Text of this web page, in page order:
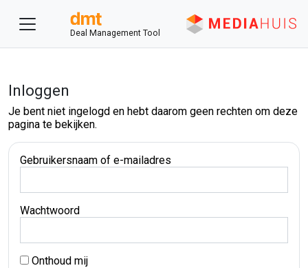
Deal Management Tool
Inloggen
Je bent niet ingelogd en hebt daarom geen rechten om deze
pagina te bekijken.
Gebruikersnaam of e-mailadres
Wachtwoord
Onthoud mij